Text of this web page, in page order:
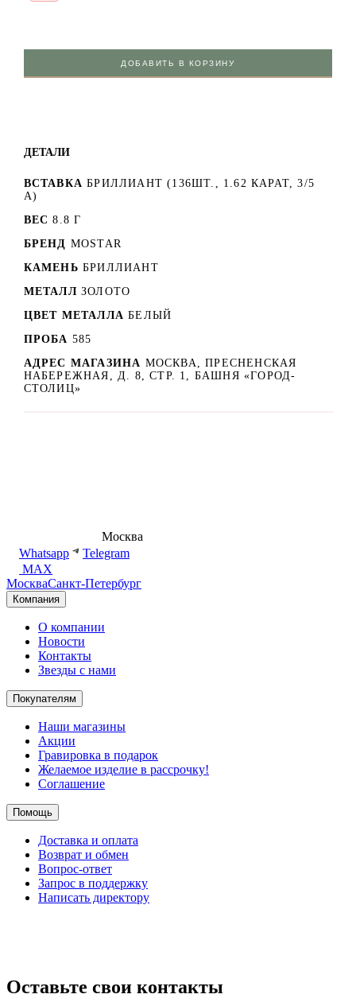
ДОБАВИТЬ В КОРЗИНУ
ДЕТАЛИ
ВСТАВКА БРИЛЛИАНТ (136ШТ., 1.62 КАРАТ, 3/5
А)
ВЕС 8.8 Г
БРЕНД MOSTAR
КАМЕНЬ БРИЛЛИАНТ
МЕТАЛЛ ЗОЛОТО
ЦВЕТ МЕТАЛЛА БЕЛЫЙ
ПРОБА 585
АДРЕС МАГАЗИНА МОСКВА, ПРЕСНЕНСКАЯ
НАБЕРЕЖНАЯ, Д. 8, СТР. 1, БАШНЯ «ГОРОД-
СТОЛИЦ»
Москва
Whatsapp
Telegram
MAX
МоскваСанкт-Петербург
Компания
О компании
Новости
Контакты
Звезды с нами
Покупателям
Наши магазины
Акции
Гравировка в подарок
Желаемое изделие в рассрочку!
Соглашение
Помощь
Доставка и оплата
Возврат и обмен
Вопрос-ответ
Запрос в поддержку
Написать директору
Оставьте свои контакты